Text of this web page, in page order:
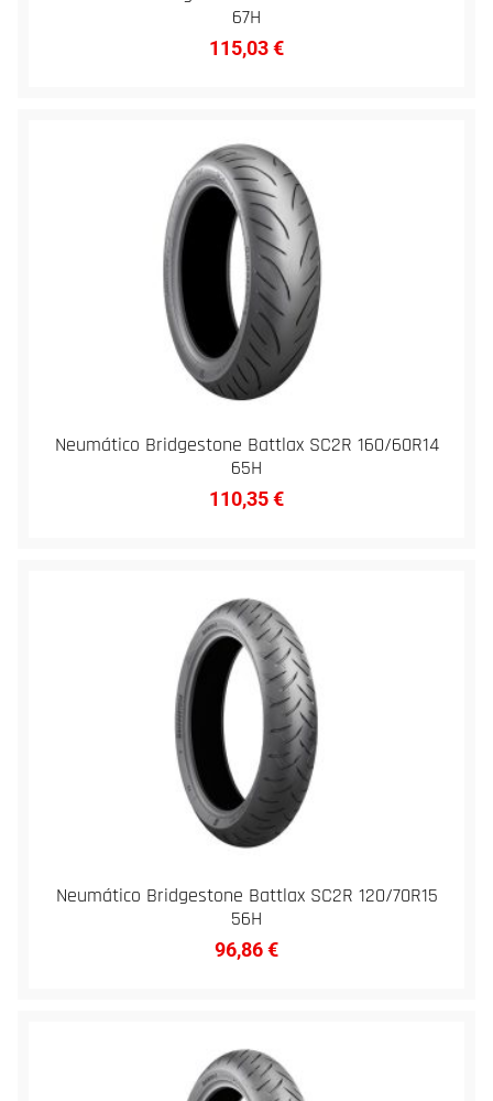
67H
115,03€
Neumático Bridgestone Battlax SC2R 160/60R14
65H
110,35€
Neumático Bridgestone Battlax SC2R 120/70R15
56H
96,86€